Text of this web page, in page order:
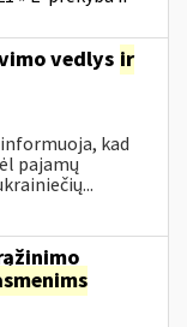
vedlys ir
kad
pajamų